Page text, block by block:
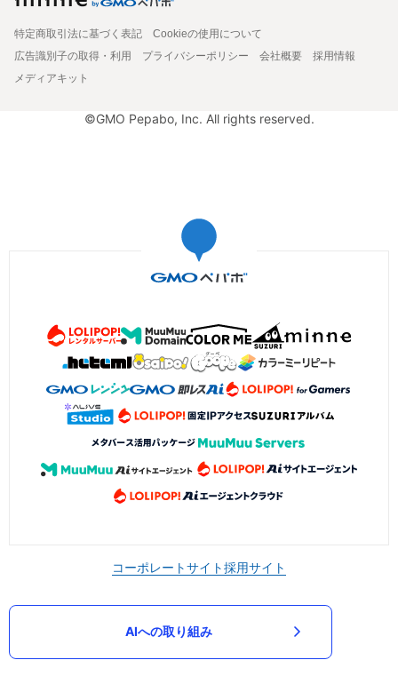
特定商取引法に基づく表記
Cookieの使用について
広告識別子の取得・利用
プライバシーポリシー 会社概要
採用情報
メディアキット
©GMO Pepabo, Inc. All rights reserved.
コーポレートサイト採用サイト
AIへの取り組み